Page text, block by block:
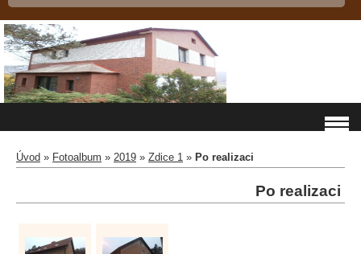
Úvod » Fotoalbum » 2019 » Zdice 1 » Po realizaci
Po realizaci